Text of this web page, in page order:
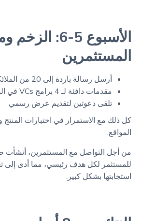
الأسبوع 5-6:
المستثمرين
أرسل رسالة باردة إلى 20 من الملائكة
مقدمات دافئة لـ 4 برامج VCs في المراحل المبكرة
تلقى دعوتين لتقديم عرض رسمي
كل ذلك مع الاستمرار في اختبارات المنتج
المواقع.
من أجل التواصل مع المستثمرين، أنشأت
للمستثمر لكل هدف رئيسي، مما أدى
استجابتها بشكل كبير.